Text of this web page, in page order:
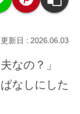
2026.06.03
なの？」
なしにした